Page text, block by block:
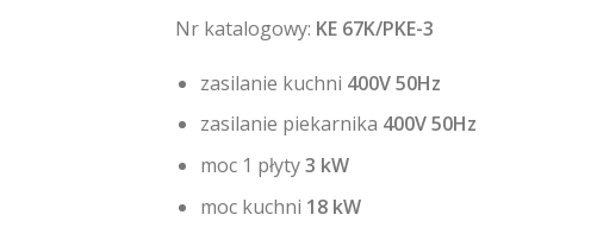
Nr katalogowy: KE 67K/PKE-3
zasilanie kuchni 400V 50Hz
zasilanie piekarnika 400V 50Hz
moc 1 płyty3 kW
moc kuchni 18 kW